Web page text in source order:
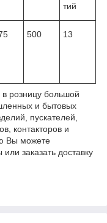
тий
500 13
розницу большой
и бытовых
пускателей,
контакторов и
Вы можете
заказать доставку